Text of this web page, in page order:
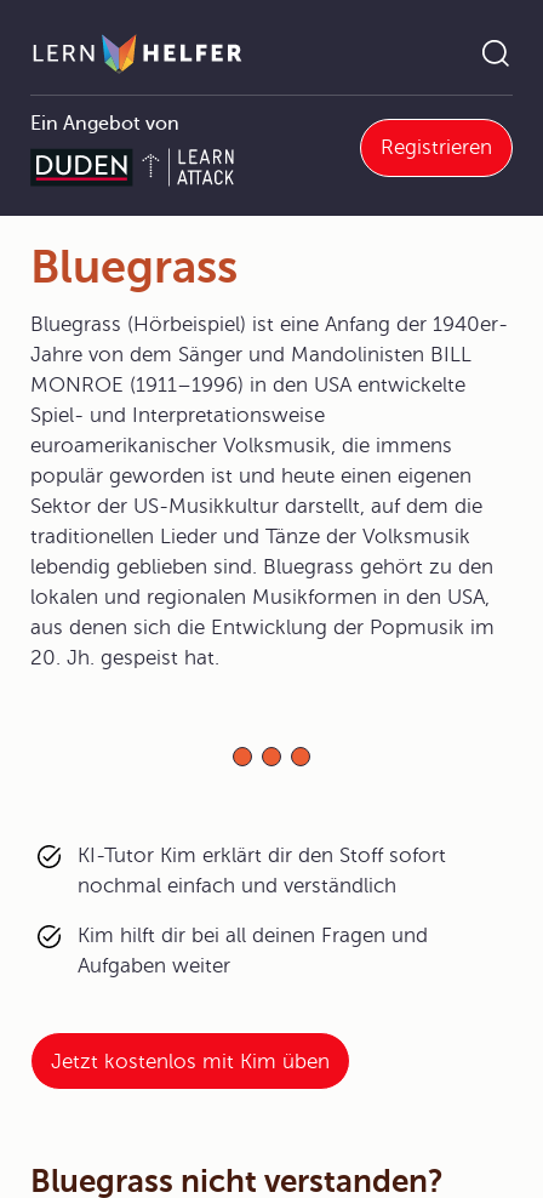
Ein Angebot von
Registrieren
Pfadnavigation
Musik 6 Populäre Musik Bluegrass
Bluegrass
Bluegrass (Hörbeispiel) ist eine Anfang der 1940er-
Jahre von dem Sänger und Mandolinisten BILL
MONROE (1911–1996) in den USA entwickelte
Spiel- und Interpretationsweise
euroamerikanischer Volksmusik, die immens
populär geworden ist und heute einen eigenen
Sektor der US-Musikkultur darstellt, auf dem die
traditionellen Lieder und Tänze der Volksmusik
lebendig geblieben sind. Bluegrass gehört zu den
lokalen und regionalen Musikformen in den USA,
aus denen sich die Entwicklung der Popmusik im
20. Jh. gespeist hat.
KI-Tutor Kim erklärt dir den Stoff sofort
nochmal einfach und verständlich
Kim hilft dir bei all deinen Fragen und
Aufgaben weiter
Jetzt kostenlos mit Kim üben
Bluegrass nicht verstanden?